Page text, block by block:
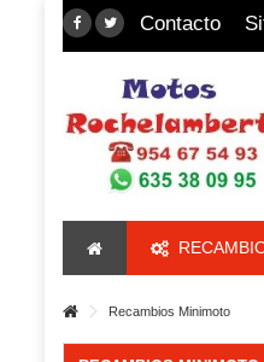
Contacto
Recambios Minimoto